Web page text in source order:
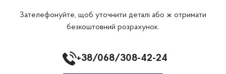
Зателефонуйте, щоб уточнити деталі або ж отримати
безкоштовний розрахунок.
+38/068/308-42-24